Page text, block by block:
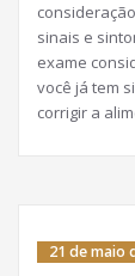
sinais e
exame
você já tem
corrigir a
21 de maio